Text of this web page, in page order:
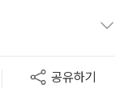
공유하기